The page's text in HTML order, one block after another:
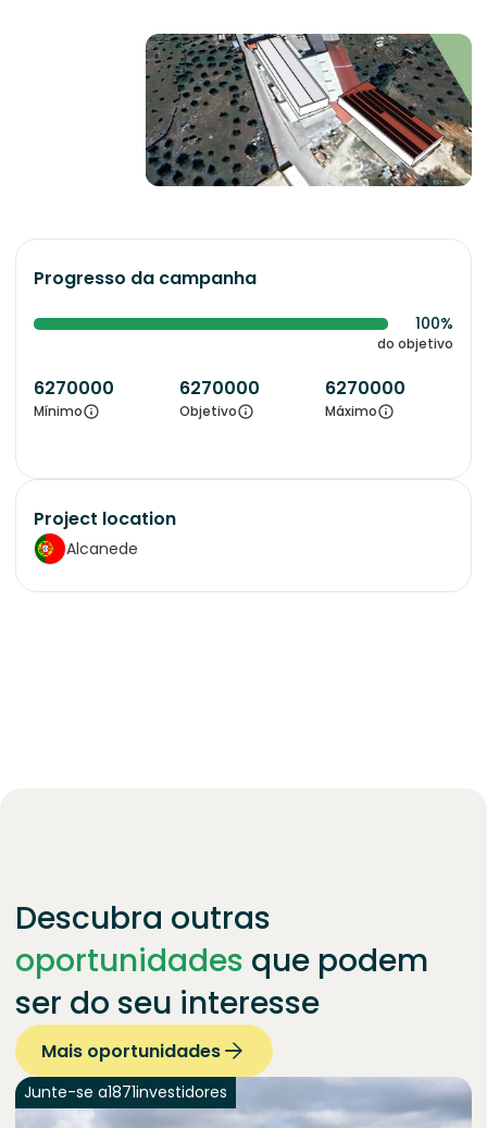
Progresso da campanha
100%
do objetivo
6270000
Mínimo
6270000
Objetivo
6270000
Máximo
Project location
Alcanede
Descubra outras
oportunidades que podem
ser do seu interesse
Mais oportunidades
Junte-se a1871investidores